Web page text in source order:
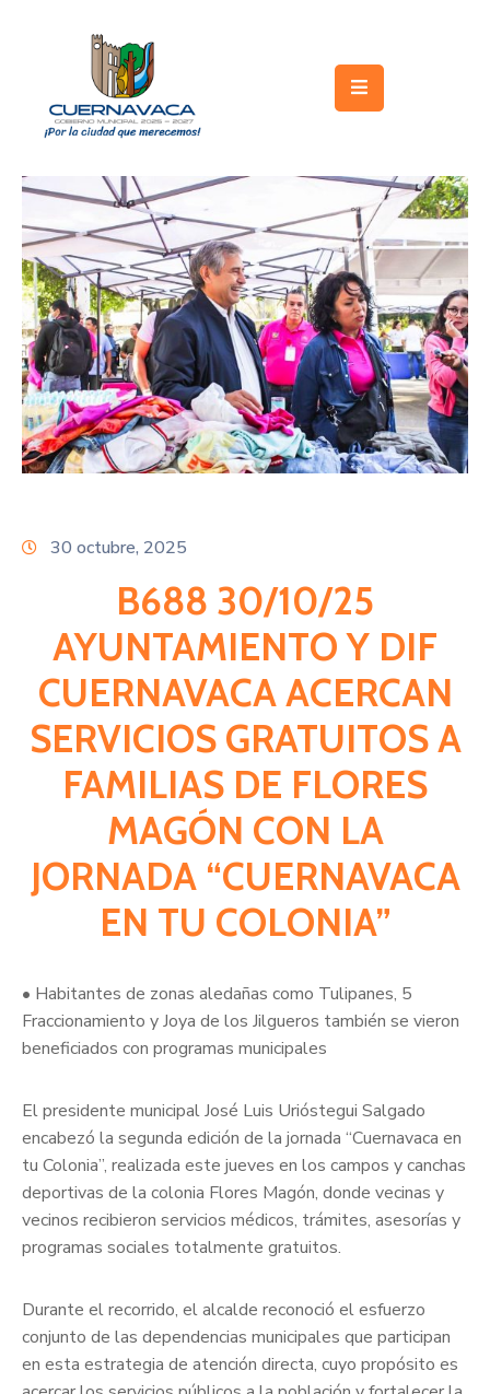
Gobierno
Turismo
Trámites
y
Servicios
Licitaciones
Transparencia
Directorio
30 octubre, 2025
B688 30/10/25
AYUNTAMIENTO Y DIF
CUERNAVACA ACERCAN
SERVICIOS GRATUITOS A
FAMILIAS DE FLORES
MAGÓN CON LA
JORNADA “CUERNAVACA
EN TU COLONIA”
• Habitantes de zonas aledañas como Tulipanes, 5
Fraccionamiento y Joya de los Jilgueros también se vieron
beneficiados con programas municipales
El presidente municipal José Luis Urióstegui Salgado
encabezó la segunda edición de la jornada “Cuernavaca en
tu Colonia”, realizada este jueves en los campos y canchas
deportivas de la colonia Flores Magón, donde vecinas y
vecinos recibieron servicios médicos, trámites, asesorías y
programas sociales totalmente gratuitos.
Durante el recorrido, el alcalde reconoció el esfuerzo
conjunto de las dependencias municipales que participan
en esta estrategia de atención directa, cuyo propósito es